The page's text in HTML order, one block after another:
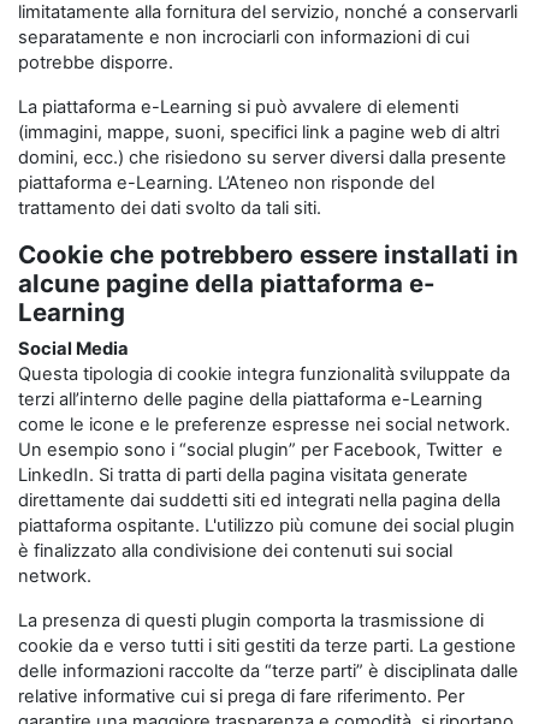
limitatamente alla fornitura del servizio, nonché a conservarli
separatamente e non incrociarli con informazioni di cui
potrebbe disporre.
La piattaforma e-Learning si può avvalere di elementi
(immagini, mappe, suoni, specifici link a pagine web di altri
domini, ecc.) che risiedono su server diversi dalla presente
piattaforma e-Learning. L’Ateneo non risponde del
trattamento dei dati svolto da tali siti.
Cookie che potrebbero essere installati in
alcune pagine della piattaforma e-
Learning
Social Media
Questa tipologia di cookie integra funzionalità sviluppate da
terzi all’interno delle pagine della piattaforma e-Learning
come le icone e le preferenze espresse nei social network.
Un esempio sono i “social plugin” per Facebook, Twitter e
LinkedIn. Si tratta di parti della pagina visitata generate
direttamente dai suddetti siti ed integrati nella pagina della
piattaforma ospitante. L'utilizzo più comune dei social plugin
è finalizzato alla condivisione dei contenuti sui social
network.
La presenza di questi plugin comporta la trasmissione di
cookie da e verso tutti i siti gestiti da terze parti. La gestione
delle informazioni raccolte da “terze parti” è disciplinata dalle
relative informative cui si prega di fare riferimento. Per